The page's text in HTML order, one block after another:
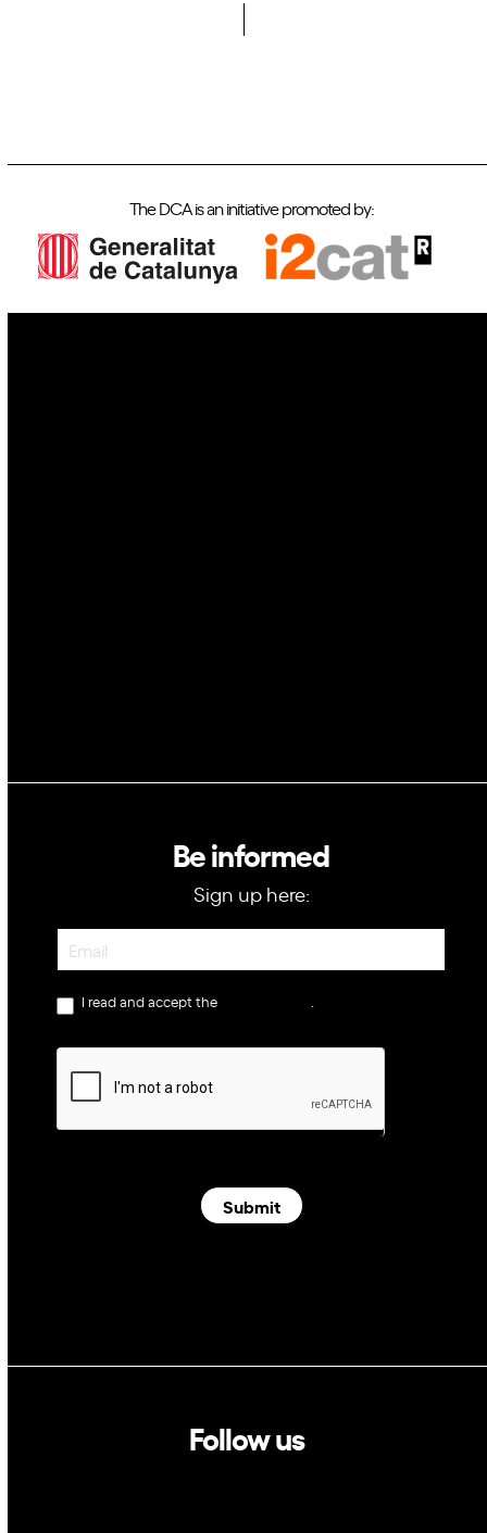
The DCA is an initiative promoted by:
Be informed
Sign up here:
Newsletter
I read and accept the
Submit
Follow us